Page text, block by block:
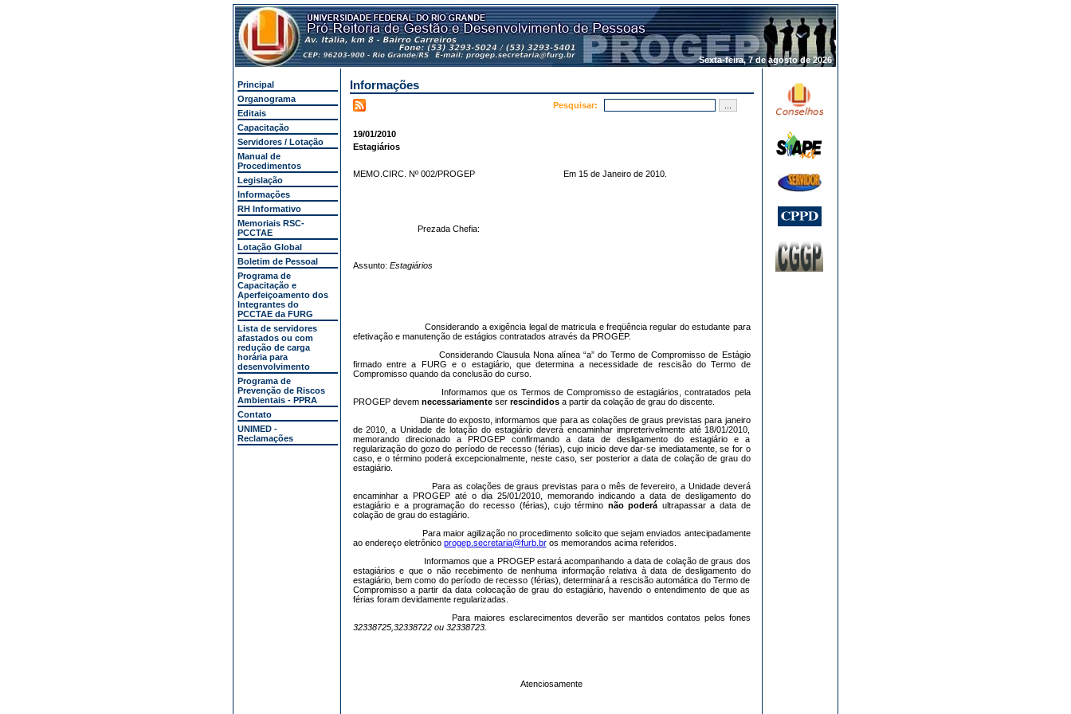
Sexta-feira, 7 de agosto de 2026.
Principal
Organograma
Editais
Capacitação
Servidores / Lotação
Manual de
Procedimentos
Legislação
Informações
RH Informativo
Memoriais RSC-
PCCTAE
Lotação Global
Boletim de Pessoal
Programa de
Capacitação e
Aperfeiçoamento dos
Integrantes do
PCCTAE da FURG
Lista de servidores
afastados ou com
redução de carga
horária para
desenvolvimento
Programa de
Prevenção de Riscos
Ambientais - PPRA
Contato
UNIMED -
Reclamações
Informações
Pesquisar:
19/01/2010
Estagiários
MEMO.CIRC. Nº 002/PROGEP Em 15 de Janeiro de 2010.
Prezada Chefia:
Assunto: Estagiários
Considerando a exigência legal de matricula e freqüência regular do estudante para
efetivação e manutenção de estágios contratados através da PROGEP.
Considerando Clausula Nona alínea “a” do Termo de Compromisso de Estágio
firmado entre a FURG e o estagiário, que determina a necessidade de rescisão do Termo de
Compromisso quando da conclusão do curso.
Informamos que os Termos de Compromisso de estagiários, contratados pela
PROGEP devem necessariamenteser rescindidos a partir da colação de grau do discente.
Diante do exposto, informamos que para as colações de graus previstas para janeiro
de 2010, a Unidade de lotação do estagiário deverá encaminhar impreterivelmente até 18/01/2010,
memorando direcionado a PROGEP confirmando a data de desligamento do estagiário e a
regularização do gozo do período de recesso (férias), cujo inicio deve dar-se imediatamente, se for o
caso, e o término poderá excepcionalmente, neste caso, ser posterior a data de colação de grau do
estagiário.
Para as colações de graus previstas para o mês de fevereiro, a Unidade deverá
encaminhar a PROGEP até o dia 25/01/2010, memorando indicando a data de desligamento do
estagiário e a programação do recesso (férias), cujo término não poderá ultrapassar a data de
colação de grau do estagiário.
Para maior agilização no procedimento solicito que sejam enviados antecipadamente
ao endereço eletrônico progep.secretaria@furb.bros memorandos acima referidos.
Informamos que a PROGEP estará acompanhando a data de colação de graus dos
estagiários e que o não recebimento de nenhuma informação relativa à data de desligamento do
estagiário, bem como do período de recesso (férias), determinará a rescisão automática do Termo de
Compromisso a partir da data colocação de grau do estagiário, havendo o entendimento de que as
férias foram devidamente regularizadas.
Para maiores esclarecimentos deverão ser mantidos contatos pelos fones
32338725,32338722 ou 32338723.
Atenciosamente